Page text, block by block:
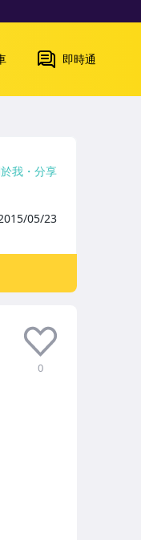
即時通
0
我 分享
05/23